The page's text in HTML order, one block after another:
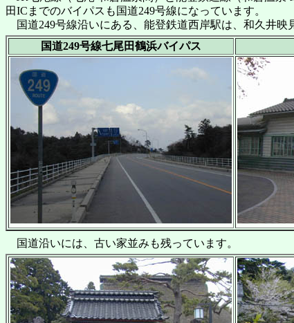
田ICまでのバイパスも国道249号線になっています。
国道249号線沿いにある、能登鉄道西岸駅は、和久井映
国道249号線七尾田鶴浜バイパス
国道沿いには、古い家並みも残っています。